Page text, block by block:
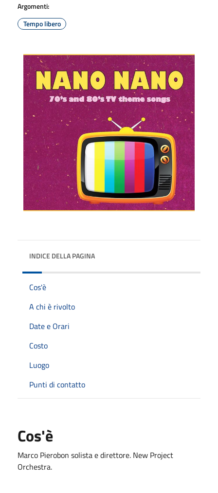
Argomenti:
Tempo libero
INDICE DELLA PAGINA
Cos'è
A chi è rivolto
Date e Orari
Costo
Luogo
Punti di contatto
Cos'è
Marco Pierobon solista e direttore. New Project
Orchestra.